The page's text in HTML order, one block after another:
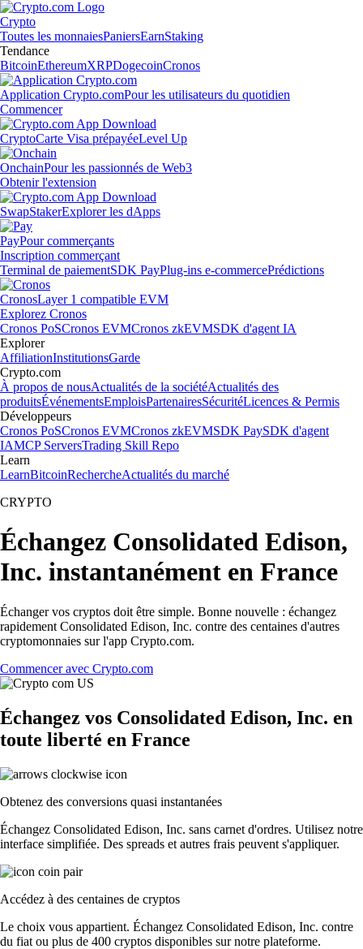
Crypto
Toutes les monnaiesPaniersEarnStaking
Tendance
BitcoinEthereumXRPDogecoinCronos
Application Crypto.comPour les utilisateurs du quotidien
Commencer
CryptoCarte Visa prépayéeLevel Up
OnchainPour les passionnés de Web3
Obtenir l'extension
SwapStakerExplorer les dApps
PayPour commerçants
Inscription commerçant
Terminal de paiementSDK PayPlug-ins e-commercePrédictions
CronosLayer 1 compatible EVM
Explorez Cronos
Cronos PoSCronos EVMCronos zkEVMSDK d'agent IA
Explorer
AffiliationInstitutionsGarde
Crypto.com
À propos de nousActualités de la sociétéActualités des
produitsÉvénementsEmploisPartenairesSécuritéLicences & Permis
Développeurs
Cronos PoSCronos EVMCronos zkEVMSDK PaySDK d'agent
IAMCP ServersTrading Skill Repo
Learn
LearnBitcoinRechercheActualités du marché
CRYPTO
Échangez Consolidated Edison,
Inc. instantanément en France
Échanger vos cryptos doit être simple. Bonne nouvelle : échangez
rapidement Consolidated Edison, Inc. contre des centaines d'autres
cryptomonnaies sur l'app Crypto.com.
Commencer avec Crypto.com
Échangez vos Consolidated Edison, Inc. en
toute liberté en France
Obtenez des conversions quasi instantanées
Échangez Consolidated Edison, Inc. sans carnet d'ordres. Utilisez notre
interface simplifiée. Des spreads et autres frais peuvent s'appliquer.
Accédez à des centaines de cryptos
Le choix vous appartient. Échangez Consolidated Edison, Inc. contre
du fiat ou plus de 400 cryptos disponibles sur notre plateforme.